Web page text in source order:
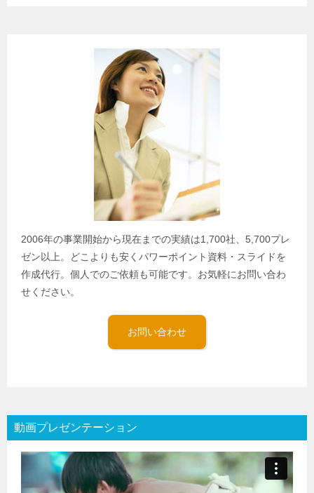
2006年の事業開始から現在までの実績は1,700社、5,700プレ
ゼン以上。どこよりも安くパワーポイント資料・スライドを
作成代行。個人でのご依頼も可能です。お気軽にお問い合わ
せください。
お問い合わせ
動画プレゼンテーション